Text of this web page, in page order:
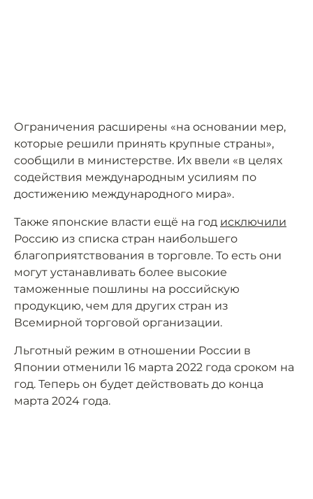
Ограничения расширены «на основании мер,
которые решили принять крупные страны»,
сообщили в министерстве. Их ввели «в целях
содействия международным усилиям по
достижению международного мира».
Также японские власти ещё на год исключили
Россию из списка стран наибольшего
благоприятствования в торговле. То есть они
могут устанавливать более высокие
таможенные пошлины на российскую
продукцию, чем для других стран из
Всемирной торговой организации.
Льготный режим в отношении России в
Японии отменили 16 марта 2022 года сроком на
год. Теперь он будет действовать до конца
марта 2024 года.